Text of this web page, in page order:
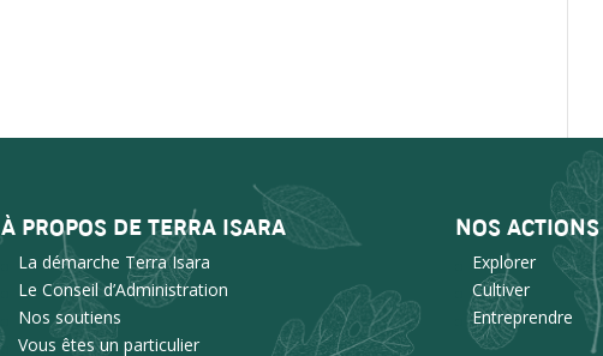
À PROPOS DE TERRA ISARA
La démarche Terra Isara
Le Conseil d’Administration
Nos soutiens
Vous êtes un particulier
NOS ACTIONS
Explorer
Cultiver
Entreprendre